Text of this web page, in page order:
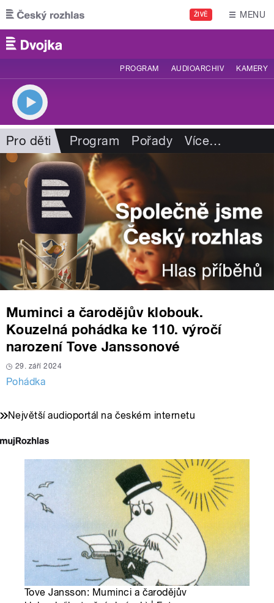
Přejít k hlavnímu obsahu
ŽIVĚ MENU
PROGRAM AUDIOARCHIV KAMERY
Pro děti Program Pořady Více…
Muminci a čarodějův klobouk.
Kouzelná pohádka ke 110. výročí
narození Tove Janssonové
29. září 2024
Pohádka
Největší audioportál na českém internetu
Tove Jansson: Muminci a čarodějův